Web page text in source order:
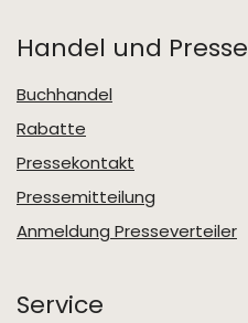
Handel und Presse
Buchhandel
Rabatte
Pressekontakt
Pressemitteilung
Anmeldung Presseverteiler
Service